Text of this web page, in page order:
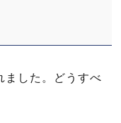
ました。どうすべ